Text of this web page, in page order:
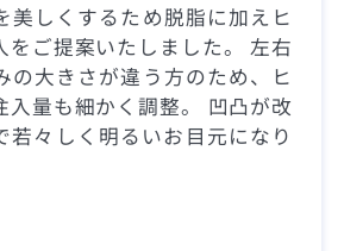
美しくするため脱脂に加えヒ
をご提案いたしました。 左右
の大きさが違う方のため、ヒ
入量も細かく調整。 凹凸が改
若々しく明るいお目元になり